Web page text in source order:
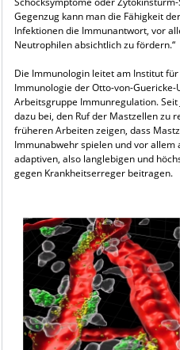
Gegenzug kann man die Fähigkeit
Infektionen die Immunantwort, vor
Neutrophilen absichtlich zu fördern.“
Die Immunologin leitet am Institut
Immunologie der Otto-von-
Arbeitsgruppe Immunregulation.
dazu bei, den Ruf der Mastzellen zu
früheren Arbeiten zeigen, dass
Immunabwehr spielen und vor allem
adaptiven, also langlebigen und
gegen Krankheitserreger beitragen.